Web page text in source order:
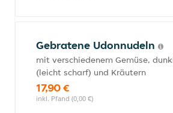
Gebratene Udonnudeln
mit verschiedenem Gemüse,
(leicht scharf) und Kräutern
17,90 €
inkl. Pfand (0,00 €)